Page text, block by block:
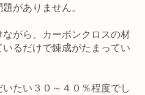
がありません。
がら、カーボンクロスの材
るだけで錬成がたまってい
たい３０～４０％程度でし